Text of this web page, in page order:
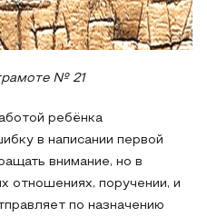
№ 21
ребёнка
в написании первой
внимание, но в
отношениях, поручении, и
по назначению